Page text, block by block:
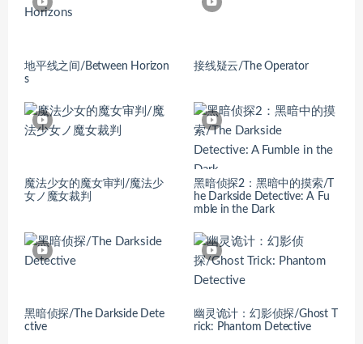
地平线之间/Between Horizon
s
接线疑云/The Operator
魔法少女的魔女审判/魔法少
女ノ魔女裁判
黑暗侦探2：黑暗中的摸索/T
he Darkside Detective: A Fu
mble in the Dark
黑暗侦探/The Darkside Dete
ctive
幽灵诡计：幻影侦探/Ghost T
rick: Phantom Detective